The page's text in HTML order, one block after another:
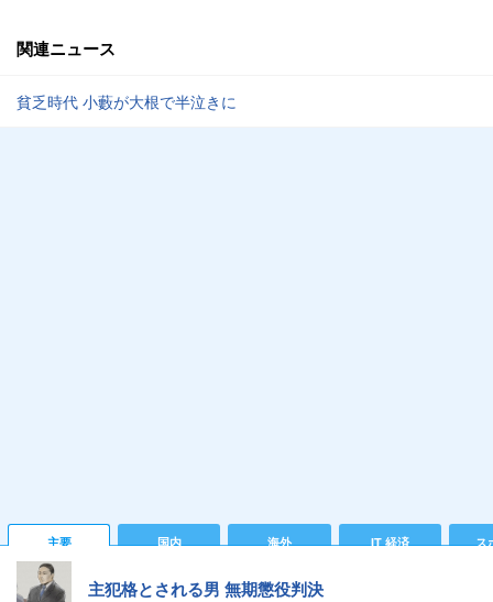
関連ニュース
貧乏時代 小藪が大根で半泣きに
主要 国内 海外 IT 経済 ス
主犯格とされる男 無期懲役判決